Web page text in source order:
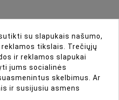
ASISTENTAS
INFORMACIJOS
su slapukais našumo,
tikslais. Trečiųjų
ir reklamos slapukai
jums socialinės
skelbimus. Ar
ir susijusiu asmens